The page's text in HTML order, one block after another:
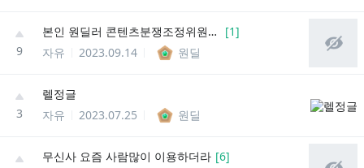
9
본인 원딜러 콘텐츠분쟁조정위원회에 신고넣고옴 [1]
자유
2023.09.14 원딜
3
렐정글
자유
2023.07.25 원딜
무신사 요즘 사람많이 이용하더라 [6]